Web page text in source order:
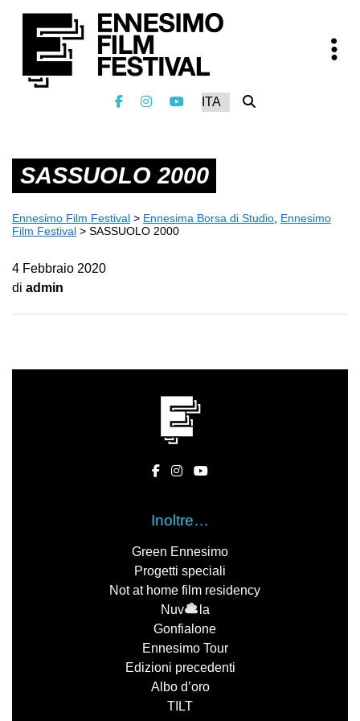
SASSUOLO 2000
Ennesimo Film Festival > Ennesima Borsa di Studio, Ennesimo
Film Festival > SASSUOLO 2000
4 Febbraio 2020
di admin
Inoltre…
Green Ennesimo
Progetti speciali
Not at home film residency
Nuv
la
Gonfialone
Ennesimo Tour
Edizioni precedenti
Albo d’oro
TILT